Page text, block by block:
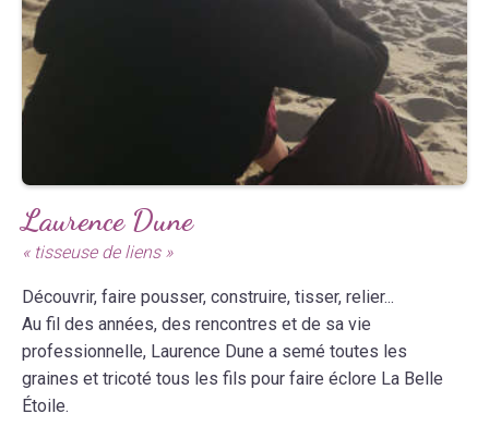
Laurence Dune
« tisseuse de liens »
Découvrir, faire pousser, construire, tisser, relier...
Au fil des années, des rencontres et de sa vie
professionnelle, Laurence Dune a semé toutes les
graines et tricoté tous les fils pour faire éclore La Belle
Étoile.